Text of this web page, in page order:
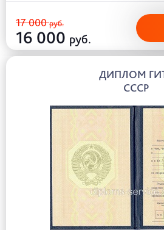
17 000руб.
16 000 руб.
ДИПЛОМ
СССР